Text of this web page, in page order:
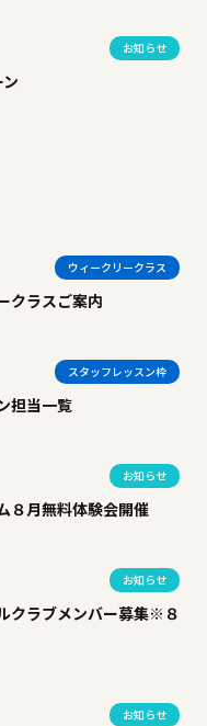
お知らせ
ウィークリークラス
クラスご案内
スタッフレッスン枠
担当一覧
お知らせ
月無料体験会開催
お知らせ
クラブメンバー募集※８
お知らせ